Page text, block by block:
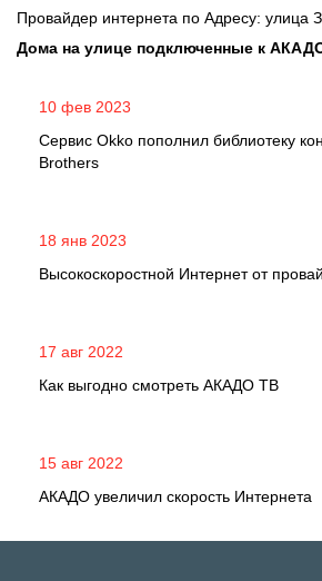
Провайдер интернета по Адресу: улица
Дома на улице подключенные к
10 фев 2023
Сервис Okko пополнил библиотеку
Brothers
18 янв 2023
Высокоскоростной Интернет от
17 авг 2022
Как выгодно смотреть АКАДО ТВ
15 авг 2022
АКАДО увеличил скорость Интернета